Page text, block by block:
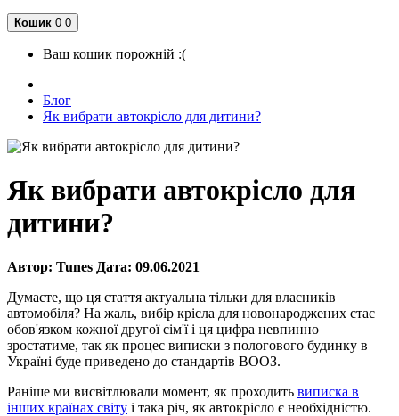
Кошик 0 0
Ваш кошик порожній :(
Блог
Як вибрати автокрісло для дитини?
Як вибрати автокрісло для
дитини?
Автор: Tunes Дата: 09.06.2021
Думаєте, що ця стаття актуальна тільки для власників
автомобіля? На жаль, вибір крісла для новонароджених стає
обов'язком кожної другої сім'ї і ця цифра невпинно
зростатиме, так як процес виписки з пологового будинку в
Україні буде приведено до стандартів ВООЗ.
Раніше ми висвітлювали момент, як проходить виписка в
інших країнах світу і така річ, як автокрісло є необхідністю.